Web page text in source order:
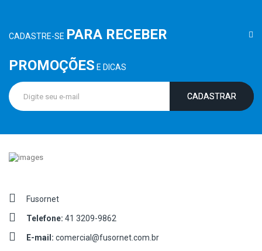
CADASTRE-SE PARA RECEBER
PROMOÇÕES E DICAS
CADASTRAR
Fusornet
Telefone: 41 3209-9862
E-mail: comercial@fusornet.com.br